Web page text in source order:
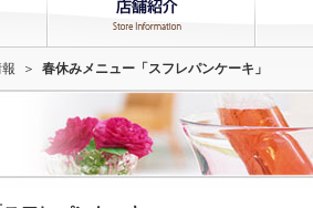
＞ 春休みメニュー「スフレパンケーキ」